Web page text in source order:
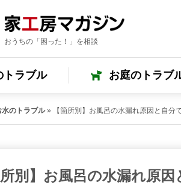
おうちの「困った！」を相談
トラブル お庭のトラブ
水のトラブル» 【箇所別】お風呂の水漏れ原因と自分
所別】お風呂の水漏れ原